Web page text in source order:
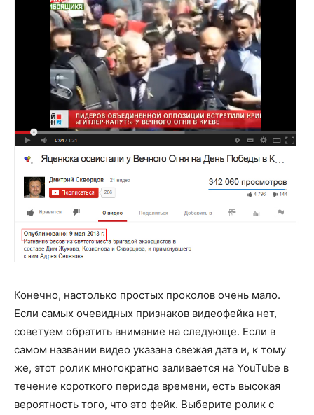
Конечно, настолько простых проколов очень мало.
Если самых очевидных признаков видеофейка нет,
советуем обратить внимание на следующе. Если в
самом названии видео указана свежая дата и, к тому
же, этот ролик многократно заливается на YouTube в
течение короткого периода времени, есть высокая
вероятность того, что это фейк. Выберите ролик с